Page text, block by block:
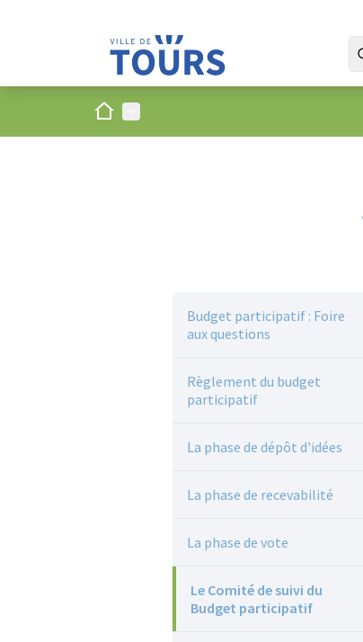
AccueilMenu principal
Budget participatif : Foire
aux questions
Règlement du budget
participatif
La phase de dépôt d'idées
La phase de recevabilité
La phase de vote
Le Comité de suivi du
Budget participatif